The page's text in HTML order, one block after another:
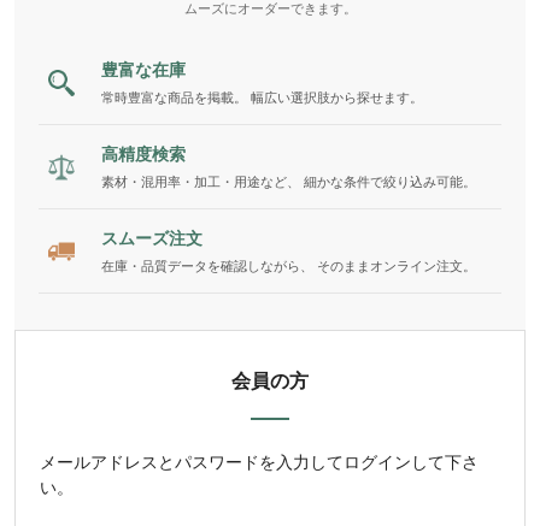
ムーズにオーダーできます。
豊富な在庫
常時豊富な商品を掲載。 幅広い選択肢から探せます。
高精度検索
素材・混用率・加工・用途など、 細かな条件で絞り込み可能。
スムーズ注文
在庫・品質データを確認しながら、 そのままオンライン注文。
会員の方
メールアドレス とパスワードを入力してログインして下さ
い。